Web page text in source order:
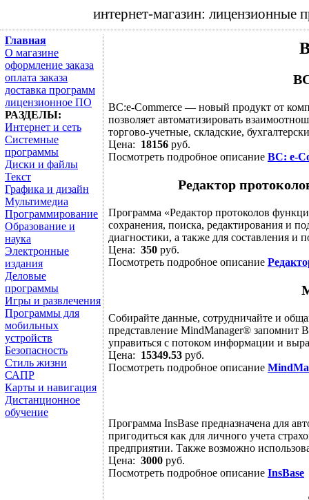
интернет-магазин:
Главная
О магазине
оформление заказа
оплата заказа
доставка программ
лицензионное ПО
РАЗДЕЛЫ:
Интернет и сеть
Системные
программы
Диски и файлы
Текст
Графика и дизайн
Мультимедиа
Программирование
Образование и
наука
Электронные
издания
Деловые
программы
Игры и развлечения
Программы для
мобильных
устройств
Безопасность
Стиль жизни
САПР
Карты и навигация
Дистанционное
обучение
BC:e-Commerce — новый продукт от
позволяет автоматизировать
торгово-учетные, складские,
Цена: 18156 руб.
Посмотреть подробное описание ВС: e-
Редактор
Программа «Редактор протоколов
сохранения, поиска, редактирования и
диагностики, а также для составления и
Цена: 350 руб.
Посмотреть подробное описание
Собирайте данные, сотрудничайте и
представление MindManager® запомнит
управиться с потоком информации и
Цена: 15349.53 руб.
Посмотреть подробное описание
Программа InsBase предназначена для
пригодиться как для личного учета
предприятии. Также возможно
Цена: 3000 руб.
Посмотреть подробное описание InsBase